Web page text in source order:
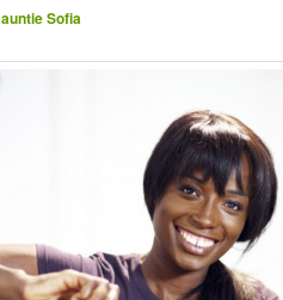
auntie Sofia